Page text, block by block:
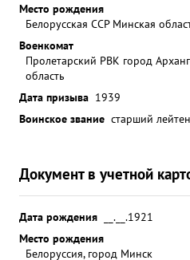
Место рождения
Белорусская ССР Минская
Военкомат
Пролетарский РВК город
область
Дата призыва 1939
Воинское звание старший
Документ в учетной
Дата рождения
__.__.1921
Место рождения
Белоруссия, город Минск